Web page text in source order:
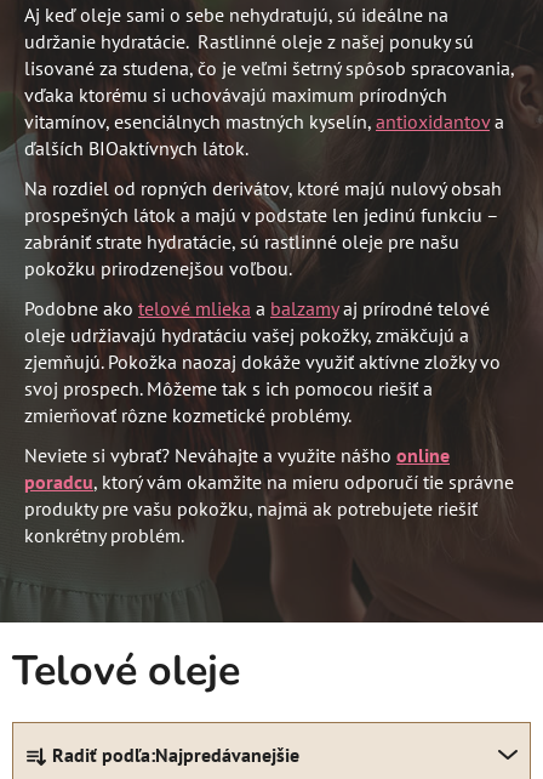
Aj keď oleje sami o sebe nehydratujú, sú ideálne na
udržanie hydratácie. Rastlinné oleje z našej ponuky sú
lisované za studena, čo je veľmi šetrný spôsob spracovania,
vďaka ktorému si uchovávajú maximum prírodných
vitamínov, esenciálnych mastných kyselín, antioxidantova
ďalších BIOaktívnych látok.
Na rozdiel od ropných derivátov, ktoré majú nulový obsah
prospešných látok a majú v podstate len jedinú funkciu –
zabrániť strate hydratácie, sú rastlinné oleje pre našu
pokožku prirodzenejšou voľbou.
Podobne ako telové mlieka a balzamyaj prírodné telové
oleje udržiavajú hydratáciu vašej pokožky, zmäkčujú a
zjemňujú. Pokožka naozaj dokáže využiť aktívne zložky vo
svoj prospech. Môžeme tak s ich pomocou riešiť a
zmierňovať rôzne kozmetické problémy.
Neviete si vybrať? Neváhajte a využite nášho online
poradcu, ktorý vám okamžite na mieru odporučí tie správne
produkty pre vašu pokožku, najmä ak potrebujete riešiť
konkrétny problém.
Telové oleje
R
Radiť podľa:Najpredávanejšie